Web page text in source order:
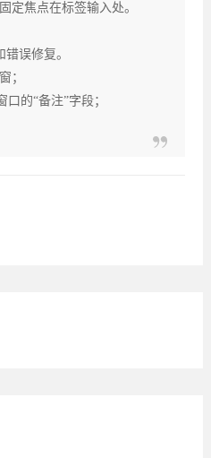
定焦点在标签输入处。
误修复。
；
的“备注”字段；